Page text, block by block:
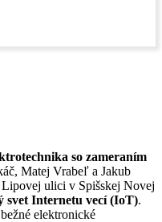
so zameraním
Matej Vrabeľ a Jakub
ulici v Spišskej Novej
svet Internetu vecí (IoT).
elektronické